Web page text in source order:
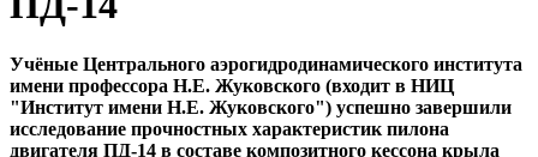
Учёные Центрального аэрогидродинамического института
имени профессора Н.Е. Жуковского (входит в НИЦ
"Институт имени Н.Е. Жуковского") успешно завершили
исследование прочностных характеристик пилона
двигателя ПД-14 в составе композитного кессона крыла